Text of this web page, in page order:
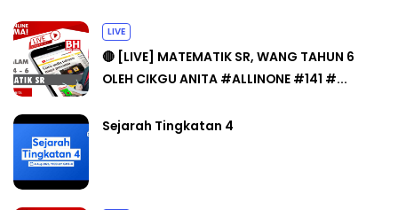
LIVE
🔴 [LIVE] MATEMATIK SR, WANG TAHUN 6
OLEH CIKGU ANITA #ALLINONE #141 #...
Sejarah Tingkatan 4